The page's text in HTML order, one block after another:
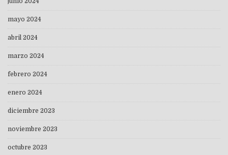
mayo 2024
abril 2024
marzo 2024
febrero 2024
enero 2024
diciembre 2023
noviembre 2023
octubre 2023